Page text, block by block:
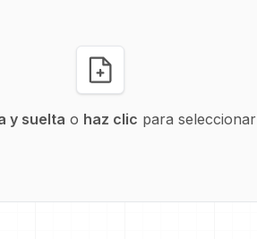
y suelta o haz clic para seleccionar